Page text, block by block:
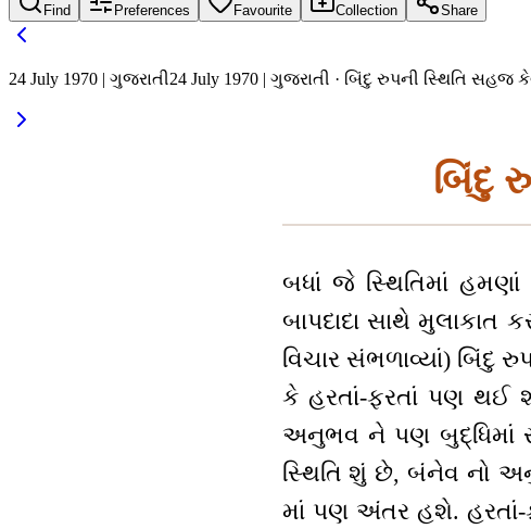
Find Preferences Favourite Collection Share
24 July 1970 | ગુજરાતી24 July 1970 | ગુજરાતી · બિંદુ રુપની સ્થિતિ સહજ
બિંદુ
બધાં જે સ્થિતિમાં
બાપદાદા સાથે મુલાકાત
વિચાર સંભળાવ્યાં) બિંદુ
કે હરતાં-ફરતાં પણ થઈ
અનુભવ ને પણ બુદ્ધિમાં
સ્થિતિ શું છે, બંનેવ નો
માં પણ અંતર હશે.